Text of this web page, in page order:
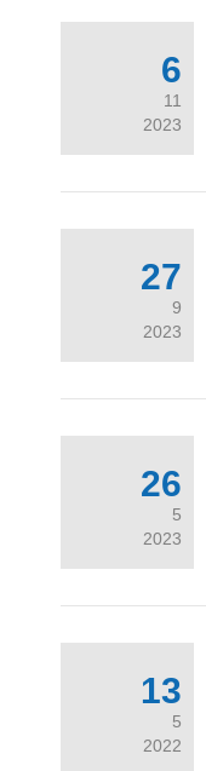
6
11
2023
27
9
2023
26
5
2023
13
5
2022